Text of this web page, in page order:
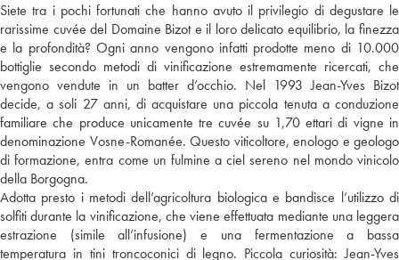
Siete tra i pochi fortunati che hanno avuto il privilegio di degustare le
rarissime cuvée del Domaine Bizot e il loro delicato equilibrio, la finezza
e la profondità? Ogni anno vengono infatti prodotte meno di 10.000
bottiglie secondo metodi di vinificazione estremamente ricercati, che
vengono vendute in un batter d’occhio. Nel 1993 Jean-Yves Bizot
decide, a soli 27 anni, di acquistare una piccola tenuta a conduzione
familiare che produce unicamente tre cuvée su 1,70 ettari di vigne in
denominazione Vosne-Romanée. Questo viticoltore, enologo e geologo
di formazione, entra come un fulmine a ciel sereno nel mondo vinicolo
della Borgogna.
Adotta presto i metodi dell’agricoltura biologica e bandisce l’utilizzo di
solfiti durante la vinificazione, che viene effettuata mediante una leggera
estrazione (simile all’infusione) e una fermentazione a bassa
temperatura in tini troncoconici di legno. Piccola curiosità: Jean-Yves